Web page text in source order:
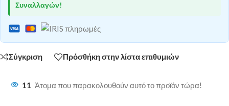
Συναλλαγών!
Σύγκριση Πρόσθήκη στην λίστα επιθυμιών
11 Άτομα που παρακολουθούν αυτό το προϊόν τώρα!